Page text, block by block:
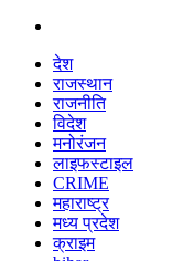
देश
राजस्थान
राजनीति
विदेश
मनोरंजन
लाइफस्टाइल
CRIME
महाराष्ट्र
मध्य प्रदेश
क्राइम